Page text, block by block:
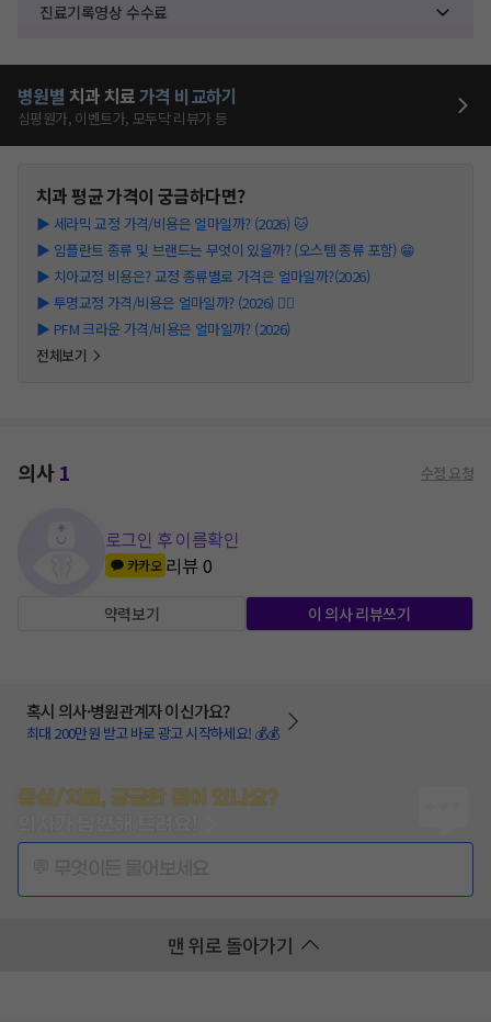
진료기록영상 수수료
병원별 치과 치료가격 비교하기
심평원가, 이벤트가, 모두닥 리뷰가 등
치과평균 가격이 궁금하다면?
▶ 세라믹 교정 가격/비용은 얼마일까? (2026) 🐱
▶ 임플란트 종류 및 브랜드는 무엇이 있을까? (오스템 종류 포함) 😁
▶ 치아교정 비용은? 교정 종류별로 가격은 얼마일까?(2026)
▶ 투명교정 가격/비용은 얼마일까? (2026) 👩‍⚕️
▶ PFM 크라운 가격/비용은 얼마일까? (2026)
전체보기
의사1 수정 요청
로그인 후 이름확인
카카오 리뷰0
약력보기 이 의사 리뷰쓰기
혹시 의사·병원관계자 이신가요?
최대 200만원 받고 바로 광고 시작하세요! 💰💰
증상/치료, 궁금한 점이 있나요?
맨 위로 돌아가기